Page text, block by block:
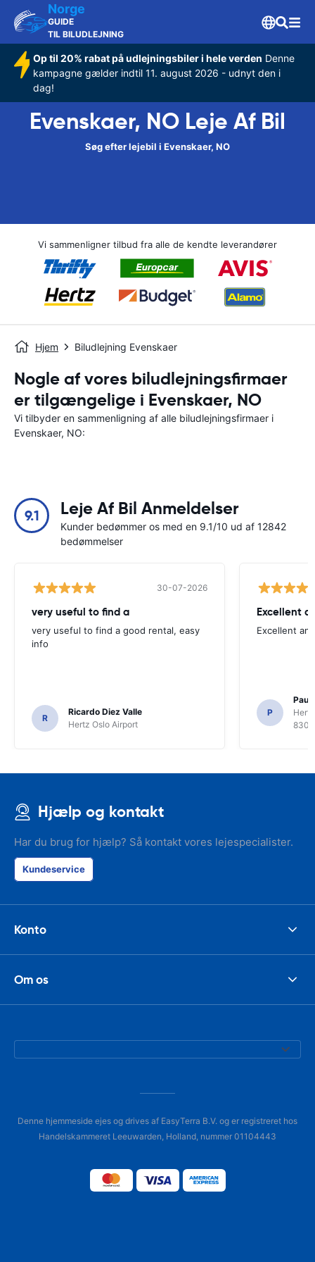
Norge
GUIDE
TIL BILUDLEJNING
Op til 20% rabat på udlejningsbiler i hele verden Denne
kampagne gælder indtil 11. august 2026 - udnyt den i
dag!
Evenskaer, NO Leje Af Bil
Søg efter lejebil i Evenskaer, NO
Vi sammenligner tilbud fra alle de kendte leverandører
Hjem Biludlejning Evenskaer
Nogle af vores biludlejningsfirmaer
er tilgængelige i Evenskaer, NO
Vi tilbyder en sammenligning af alle biludlejningsfirmaer i
Evenskaer, NO:
9.1 Leje Af Bil Anmeldelser
Kunder bedømmer os med en 9.1/10 ud af 12842
bedømmelser
30-07-2026
very useful to find a
very useful to find a good rental, easy
info
R
Ricardo Diez Valle
Hertz Oslo Airport
Excellent
Excellent
P
Paul
8300
Hjælp og kontakt
Har du brug for hjælp? Så kontakt vores lejespecialister.
Kundeservice
Konto
Om os
Denne hjemmeside ejes og drives af EasyTerra B.V. og er registreret hos
Handelskammeret Leeuwarden, Holland, nummer 01104443